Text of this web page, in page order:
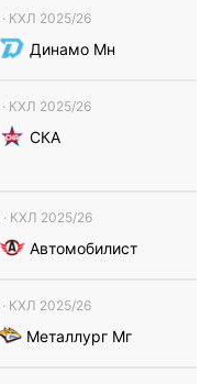
· КХЛ 2025/26
Динамо Мн
· КХЛ 2025/26
СКА
· КХЛ 2025/26
Автомобилист
· КХЛ 2025/26
Металлург Мг